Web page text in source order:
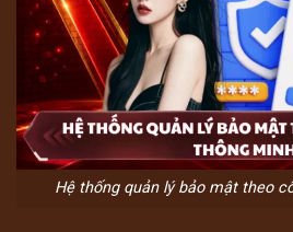
Hệ thống quản lý bảo mật theo